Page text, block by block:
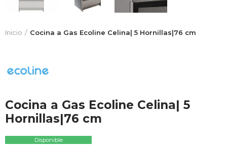
Inicio Cocina a Gas Ecoline Celina| 5 Hornillas|76 cm
Cocina a Gas Ecoline Celina| 5
Hornillas|76 cm
Disponible